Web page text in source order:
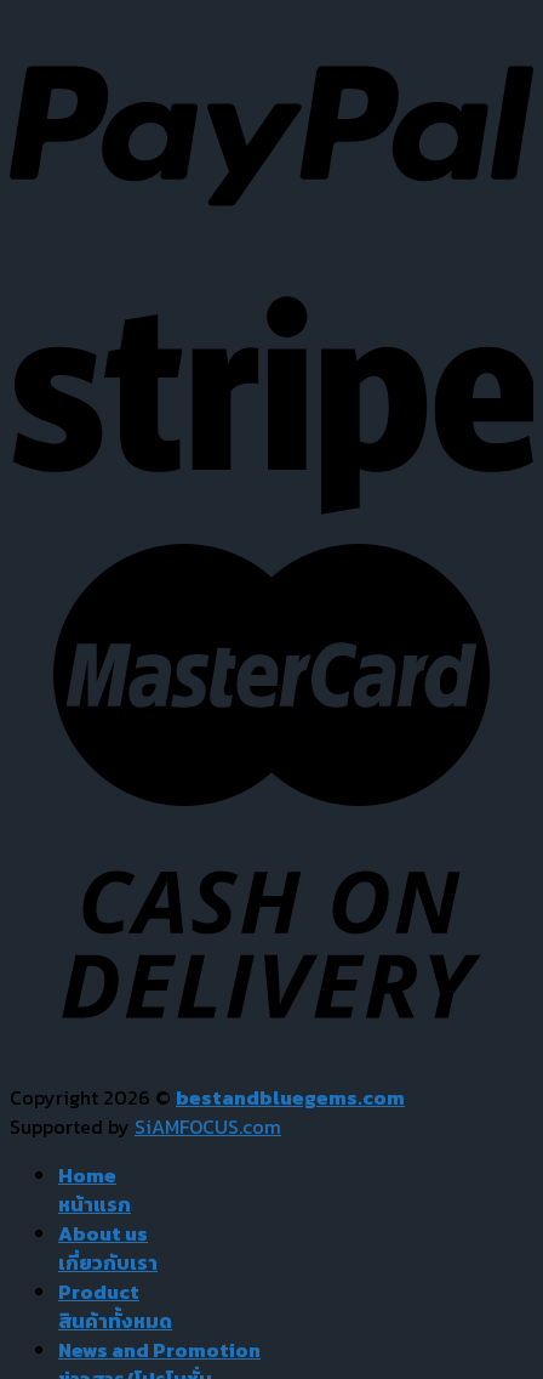
Copyright 2026 © bestandbluegems.com
Supported by SiAMFOCUS.com
Home
หน้าแรก
About us
เกี่ยวกับเรา
Product
สินค้าทั้งหมด
News and Promotion